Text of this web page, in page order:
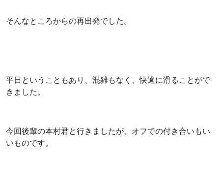
そんなところからの再出発でした。
平日ということもあり、混雑もなく、快適に滑ることがで
きました。
今回後輩の本村君と行きましたが、オフでの付き合いもい
いものです。